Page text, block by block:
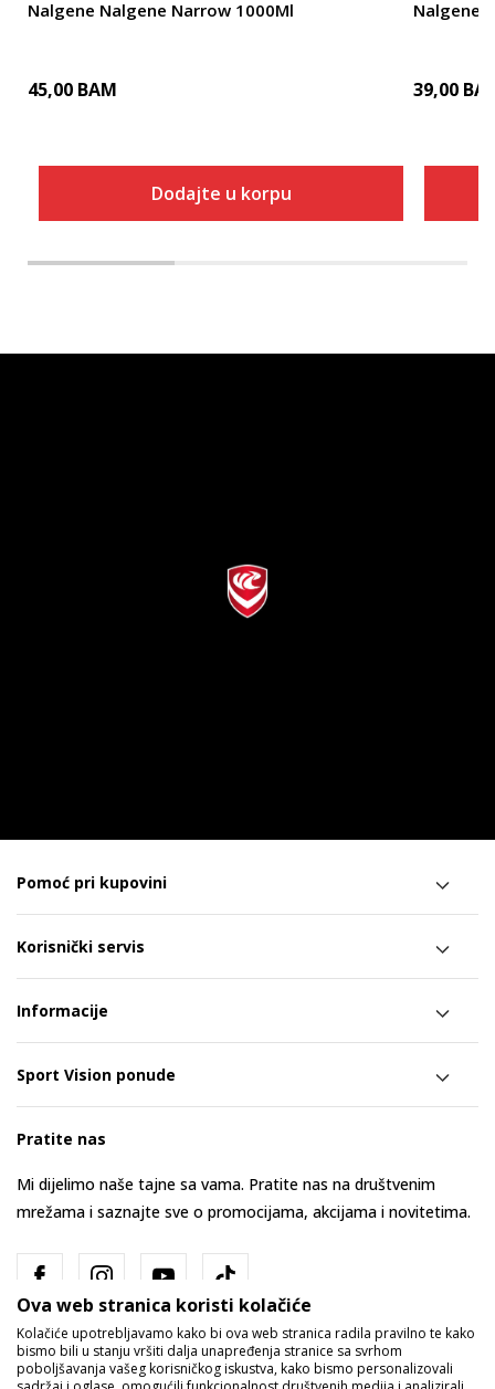
Nalgene Nalgene Narrow 1000Ml
45,00 BAM
Dodajte u korpu
Nalgene
39,00
Pomoć pri kupovini
Korisnički servis
Informacije
Sport Vision ponude
Pratite nas
Mi dijelimo naše tajne sa vama. Pratite nas na društvenim
mrežama i saznajte sve o promocijama, akcijama i novitetima.
Ova web stranica koristi kolačiće
Kolačiće upotrebljavamo kako bi ova web stranica radila pravilno te kako
bismo bili u stanju vršiti dalja unapređenja stranice sa svrhom
poboljšavanja vašeg korisničkog iskustva, kako bismo personalizovali